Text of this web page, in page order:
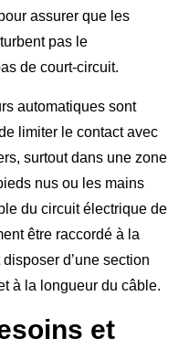
assurer que les
pas le
de court-circuit.
automatiques sont
limiter le contact avec
surtout dans une zone
nus ou les mains
du circuit électrique de
être raccordé à la
d’une section
à la longueur du câble.
et